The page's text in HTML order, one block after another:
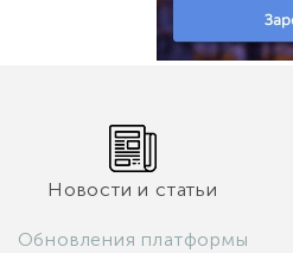
Новости и статьи
Обновления платформы